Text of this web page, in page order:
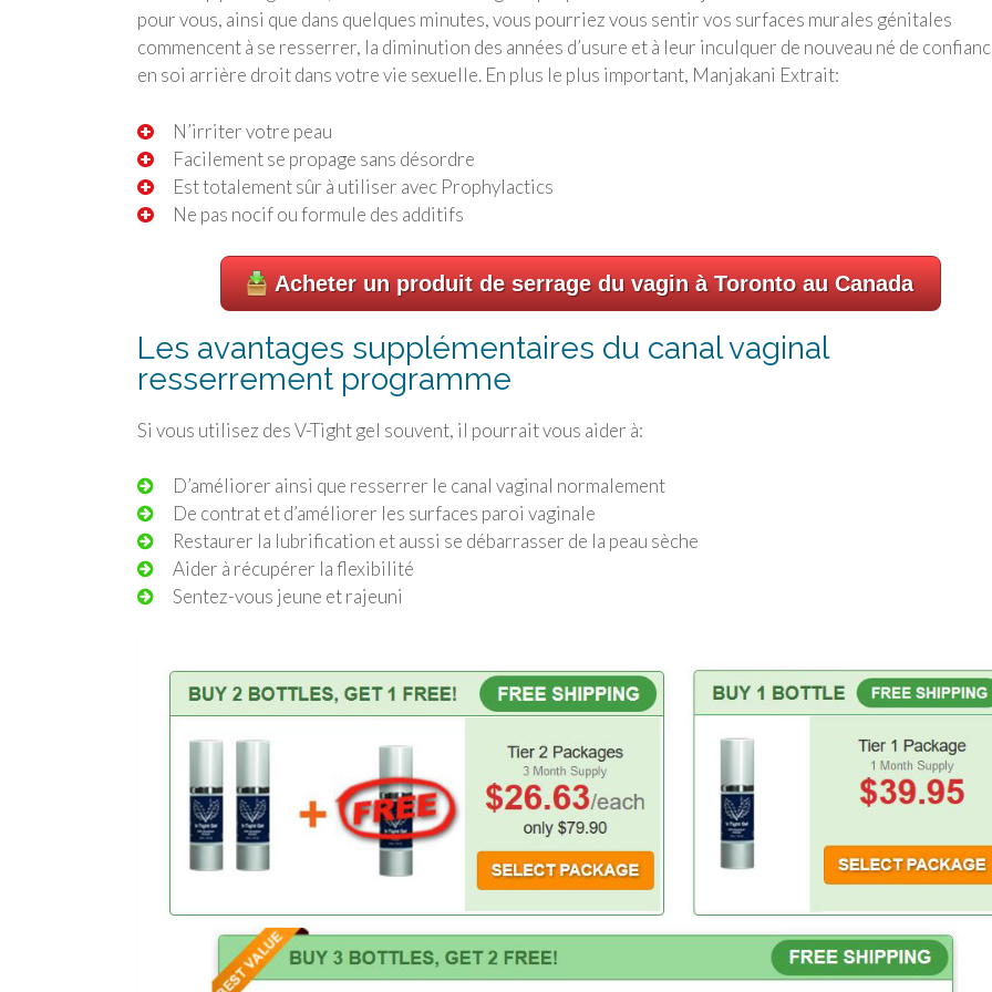
pour vous, ainsi que dans quelques minutes, vous pourriez vous sentir vos surfaces murales génitales
commencent à se resserrer, la diminution des années d’usure et à leur inculquer de nouveau né de
en soi arrière droit dans votre vie sexuelle. En plus le plus important, Manjakani Extrait:
N’irriter votre peau
Facilement se propage sans désordre
Est totalement sûr à utiliser avec Prophylactics
Ne pas nocif ou formule des additifs
Acheter un produit de serrage du vagin à Toronto au Canada
Les avantages supplémentaires du canal vaginal
resserrement programme
Si vous utilisez des V-Tight gel souvent, il pourrait vous aider à:
D’améliorer ainsi que resserrer le canal vaginal normalement
De contrat et d’améliorer les surfaces paroi vaginale
Restaurer la lubrification et aussi se débarrasser de la peau sèche
Aider à récupérer la flexibilité
Sentez-vous jeune et rajeuni